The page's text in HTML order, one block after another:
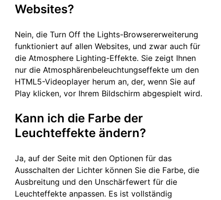
Websites?
Nein, die Turn Off the Lights-Browsererweiterung
funktioniert auf allen Websites, und zwar auch für
die Atmosphere Lighting-Effekte. Sie zeigt Ihnen
nur die Atmosphärenbeleuchtungseffekte um den
HTML5-Videoplayer herum an, der, wenn Sie auf
Play klicken, vor Ihrem Bildschirm abgespielt wird.
Kann ich die Farbe der
Leuchteffekte ändern?
Ja, auf der Seite mit den Optionen für das
Ausschalten der Lichter können Sie die Farbe, die
Ausbreitung und den Unschärfewert für die
Leuchteffekte anpassen. Es ist vollständig